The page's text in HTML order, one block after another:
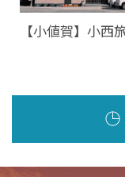
【小値賀】小西